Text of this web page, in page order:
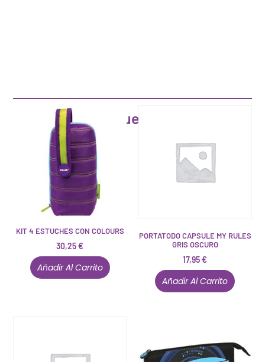
Artículos que pueden interesarte
KIT 4 ESTUCHES CON COLOURS
30,25€
Añadir Al Carrito
PORTATODO CAPSULE MY RULES
GRIS OSCURO
17,95€
Añadir Al Carrito